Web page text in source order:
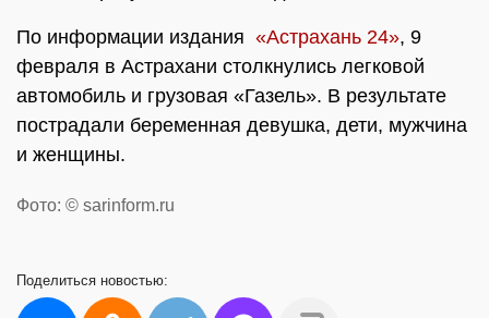
По информации издания «Астрахань 24», 9
февраля в Астрахани столкнулись легковой
автомобиль и грузовая «Газель». В результате
пострадали беременная девушка, дети, мужчина
и женщины.
Фото: © sarinform.ru
Поделиться новостью: